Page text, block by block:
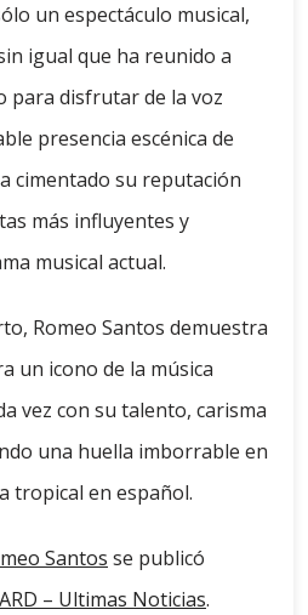
un espectáculo musical,
igual que ha reunido a
para disfrutar de la voz
presencia escénica de
cimentado su reputación
más influyentes y
musical actual.
Romeo Santos demuestra
un icono de la música
vez con su talento, carisma
una huella imborrable en
tropical en español.
Santos se publicó
– Ultimas Noticias.